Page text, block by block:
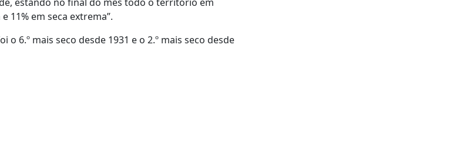
11% em seca extrema”.
6.º mais seco desde 1931 e o 2.º mais seco desde